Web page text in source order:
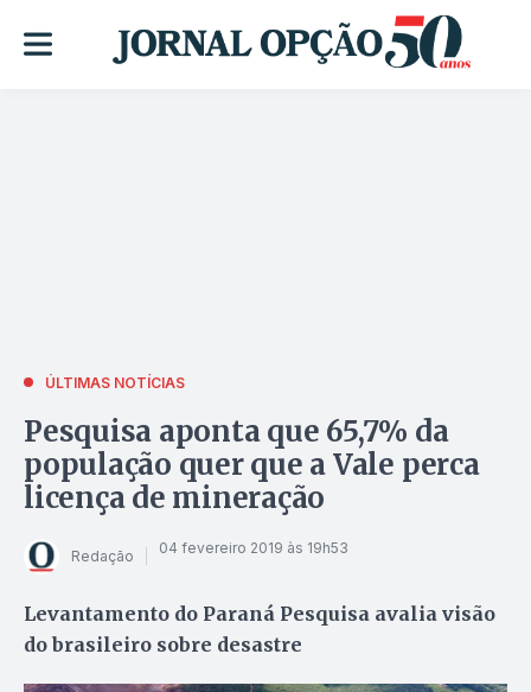
ÚLTIMAS NOTÍCIAS
Pesquisa aponta que 65,7% da
população quer que a Vale perca
licença de mineração
Redação 04 fevereiro 2019 às 19h53
Levantamento do Paraná Pesquisa avalia visão
do brasileiro sobre desastre